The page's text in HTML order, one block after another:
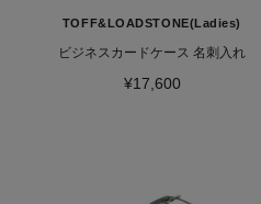
TOFF&LOADSTONE(Ladies)
ビジネスカードケース 名刺入れ
¥17,600